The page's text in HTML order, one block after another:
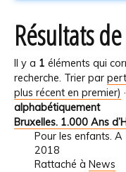
Résultats
Il y a 1 éléments qui
recherche. Trier par
plus récent en premier) ·
alphabétiquement
Bruxelles. 1.000 Ans
Pour les enfants.
2018
Rattaché à News